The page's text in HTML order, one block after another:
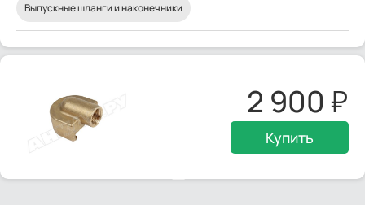
Выпускные шланги и наконечники
2 900
Купить